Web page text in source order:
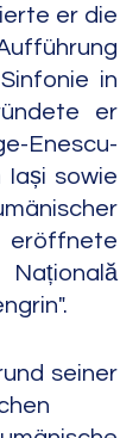
er die
in
er
Iași sowie
eröffnete
seiner